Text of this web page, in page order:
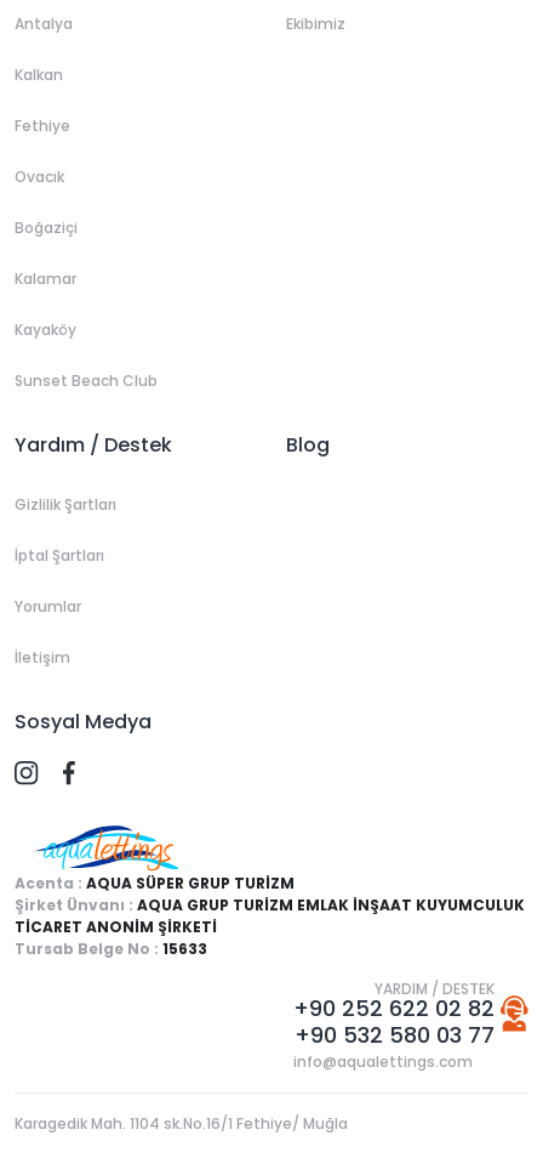
Antalya
Kalkan
Fethiye
Ovacık
Boğaziçi
Kalamar
Kayaköy
Sunset Beach Club
Ekibimiz
Yardım / Destek
Gizlilik Şartları
İptal Şartları
Yorumlar
İletişim
Blog
Sosyal Medya
Acenta : AQUA SÜPER GRUP TURİZM
Şirket Ünvanı : AQUA GRUP TURİZM EMLAK İNŞAAT KUYUMCULUK
TİCARET ANONİM ŞİRKETİ
Tursab Belge No : 15633
YARDIM / DESTEK
+90 252 622 02 82
+90 532 580 03 77
info@aqualettings.com
Karagedik Mah. 1104 sk.No.16/1 Fethiye/ Muğla